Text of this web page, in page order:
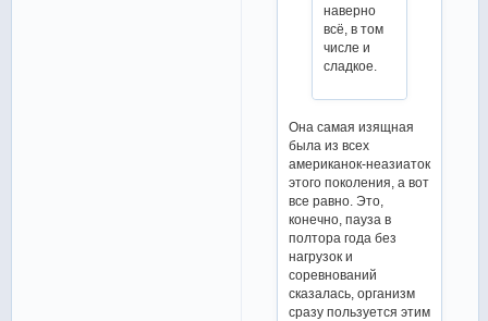
наверно
всё, в том
числе и
сладкое.
Она самая изящная
была из всех
американок-неазиаток
этого поколения, а вот
все равно. Это,
конечно, пауза в
полтора года без
нагрузок и
соревнований
сказалась, организм
сразу пользуется этим